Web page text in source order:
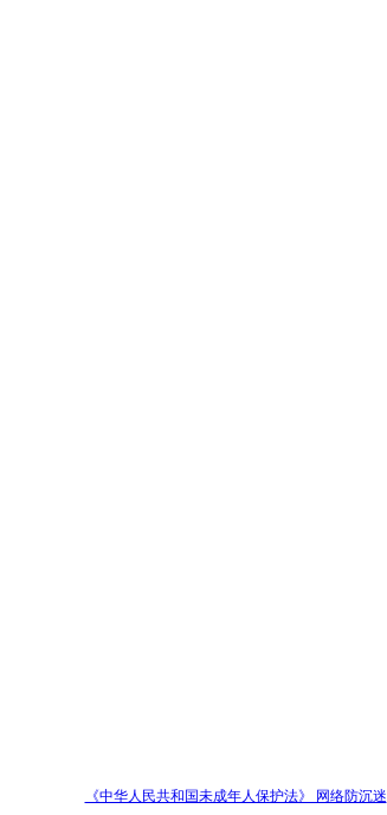
《中华人民共和国未成年人保护法》 网络防沉迷